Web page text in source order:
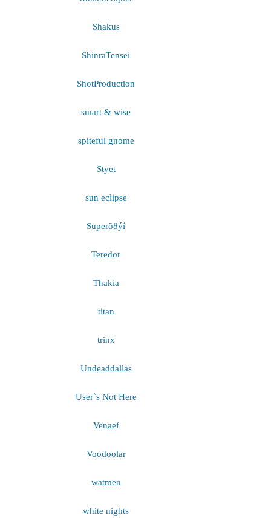
Shakus
ShinraTensei
ShotProduction
smart & wise
spiteful gnome
Styet
sun eclipse
Superõðýí
Teredor
Thakia
titan
trinx
Undeaddallas
User`s Not Here
Venaef
Voodoolar
watmen
white nights